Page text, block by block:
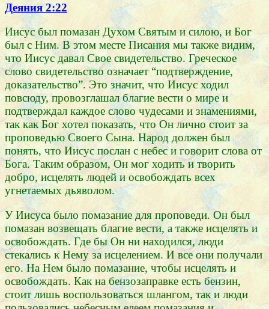
Деяния 2:22
Иисус был помазан Духом Святым и силою, и Бог
был с Ним. В этом месте Писания мы также видим,
что Иисус давал Свое свидетельство. Греческое
слово свидетельство означает “подтверждение,
доказательство”. Это значит, что Иисус ходил
повсюду, провозглашал благие вести о мире и
подтверждал каждое слово чудесами и знамениями,
так как Бог хотел показать, что Он лично стоит за
проповедью Своего Сына. Народ должен был
понять, что Иисус послан с небес и говорит слова от
Бога. Таким образом, Он мог ходить и творить
добро, исцелять людей и освобождать всех
угнетаемых дьяволом.
У Иисуса было помазание для проповеди. Он был
помазан возвещать благие вести, а также исцелять и
освобождать. Где бы Он ни находился, люди
стекались к Нему за исцелением. И все они получали
его. На Нем было помазание, чтобы исцелять и
освобождать. Как на бензозаправке есть бензин,
стоит лишь воспользоваться шлангом, так и люди